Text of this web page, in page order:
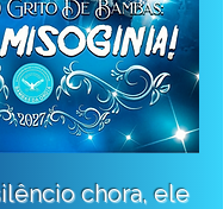
chora, ele